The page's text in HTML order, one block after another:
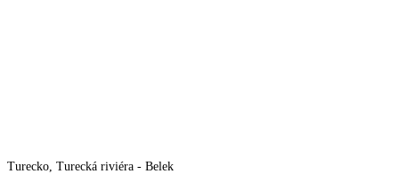
Turecko, Turecká riviéra - Belek